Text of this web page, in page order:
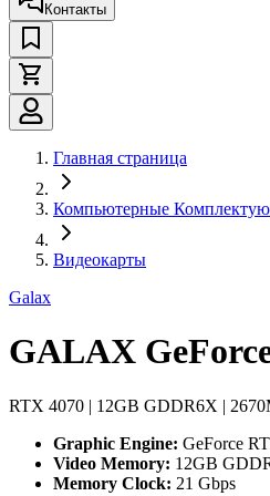
Контакты
Главная страница
Компьютерные
Видеокарты
Galax
GALAX
RTX 4070 | 12GB GDDR6X |
Graphic Engine: GeForce
Video Memory: 12GB
Memory Clock: 21 Gbps